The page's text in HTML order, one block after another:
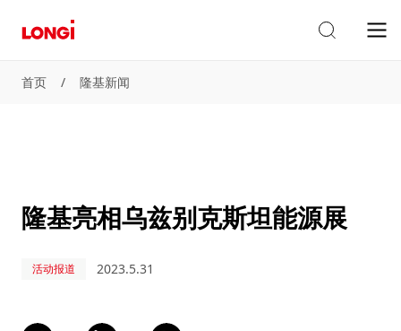
首页 / 隆基新闻
隆基亮相乌兹别克斯坦能源展
活动报道 2023.5.31